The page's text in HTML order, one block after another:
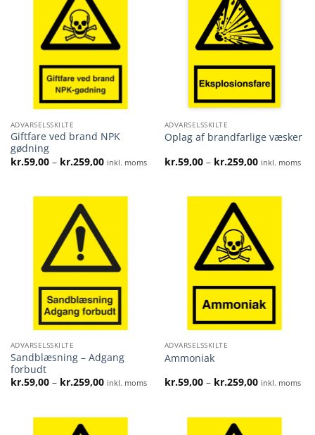
ADVARSELSSKILTE
Giftfare ved brand NPK
gødning
kr.59,00 – kr.259,00Prisinterval:
kr.59,00
inkl. moms
ADVARSELSSKILTE
Oplag af brandfarlige væsker
kr.59,00 – kr.259,00Prisinterval:
kr.59,00
inkl. moms
ADVARSELSSKILTE
Sandblæsning – Adgang
forbudt
kr.59,00 – kr.259,00Prisinterval:
inkl. moms
ADVARSELSSKILTE
Ammoniak
kr.59,00 – kr.259,00Prisinterval:
inkl. moms